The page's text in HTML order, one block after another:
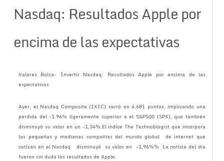
Nasdaq: Resultados Apple por
encima de las expectativas
Valores Bolsa- Invertir Nasdaq: Resultados Apple por encima de las
expectativas
Ayer, el Nasdaq Composite (IXIC) cerró en 4.681 puntos, implicando una
perdida del -1.96% ligeramente superior a el S&P500 (SPX), que también
disminuyó su valor en un -1,34%.El índice The Technoblogist que incorpora
las pequeñas y medianas compañías del mundo global de internet que
cotizan en el Nasdaq disminuyó su valor en -1,96%%. La noticia del día
fueron sin duda los resultados de Apple.